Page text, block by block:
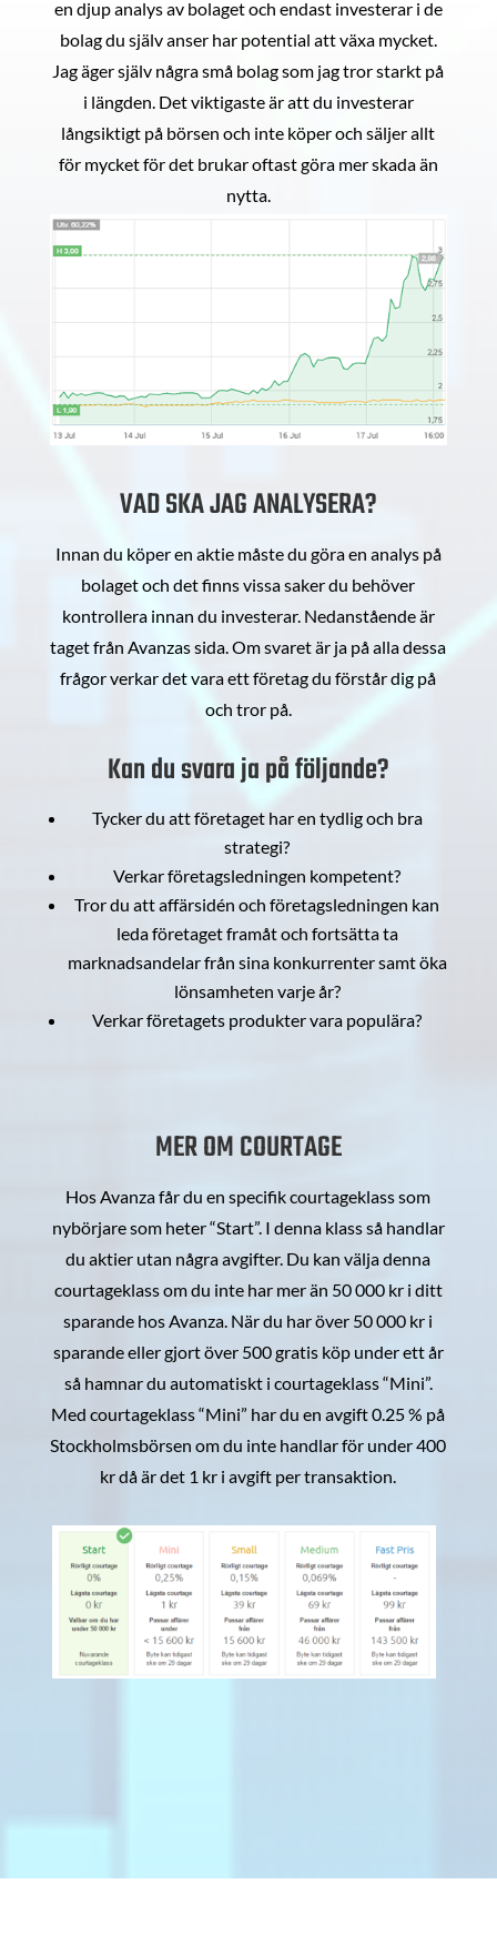
en djup analys av bolaget och endast investerar i de
bolag du själv anser har potential att växa mycket.
Jag äger själv några små bolag som jag tror starkt på
i längden. Det viktigaste är att du investerar
långsiktigt på börsen och inte köper och säljer allt
för mycket för det brukar oftast göra mer skada än
nytta.
VAD SKA JAG ANALYSERA?
Innan du köper en aktie måste du göra en analys på
bolaget och det finns vissa saker du behöver
kontrollera innan du investerar. Nedanstående är
taget från Avanzas sida. Om svaret är ja på alla dessa
frågor verkar det vara ett företag du förstår dig på
och tror på.
Kan du svara ja på följande?
Tycker du att företaget har en tydlig och bra
strategi?
Verkar företagsledningen kompetent?
Tror du att affärsidén och företagsledningen kan
leda företaget framåt och fortsätta ta
marknadsandelar från sina konkurrenter samt öka
lönsamheten varje år?
Verkar företagets produkter vara populära?
MER OM COURTAGE
Hos Avanza får du en specifik courtageklass som
nybörjare som heter “Start”. I denna klass så handlar
du aktier utan några avgifter. Du kan välja denna
courtageklass om du inte har mer än 50 000 kr i ditt
sparande hos Avanza. När du har över 50 000 kr i
sparande eller gjort över 500 gratis köp under ett år
så hamnar du automatiskt i courtageklass “Mini”.
Med courtageklass “Mini” har du en avgift 0.25 % på
Stockholmsbörsen om du inte handlar för under 400
kr då är det 1 kr i avgift per transaktion.